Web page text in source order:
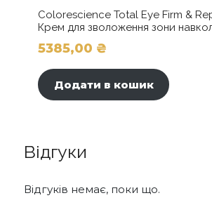
Colorescience Total Eye Firm &
Крем для зволоження зони
5385,00 ₴
Додати в кошик
Відгуки
Відгуків немає, поки що.